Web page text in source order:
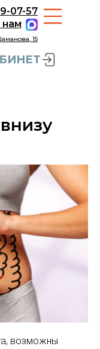
07-57
15
нам
возможны